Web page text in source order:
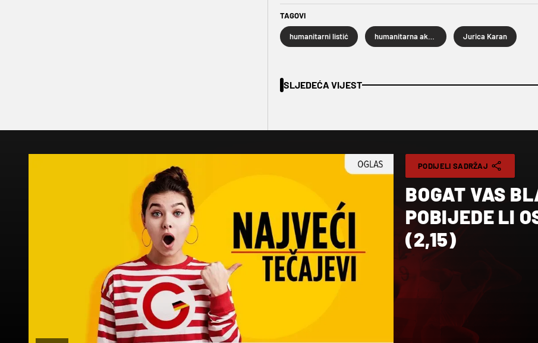
TAGOVI
humanitarni listić humanitarna akcija Jurica Karan
SLJEDEĆA VIJEST
PODIJELI SADRŽAJ
BOGAT VAS
POBIJEDE LI
(2,15)